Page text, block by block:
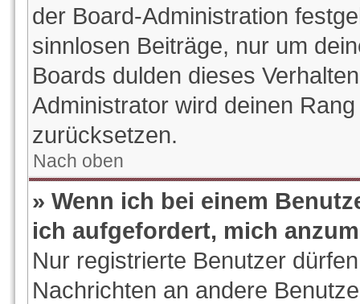
der Board-Administration
sinnlosen Beiträge, nur um
Boards dulden dieses
Administrator wird deinen
zurücksetzen.
Nach oben
» Wenn ich bei einem
ich aufgefordert, mich
Nur registrierte Benutzer
Nachrichten an andere